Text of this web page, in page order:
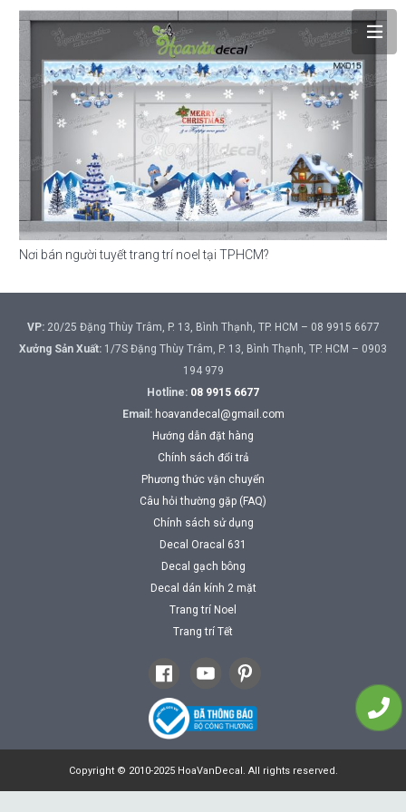
Nơi bán người tuyết trang trí noel tại TPHCM?
VP:20/25 Đặng Thùy Trâm, P. 13, Bình Thạnh, TP. HCM – 08 9915 6677
Xưởng Sản Xuất: 1/7S Đặng Thùy Trâm, P. 13, Bình Thạnh, TP. HCM – 0903
194 979
Hotline: 08 9915 6677
Email: hoavandecal@gmail.com
Hướng dẫn đặt hàng
Chính sách đổi trả
Phương thức vận chuyển
Câu hỏi thường gặp (FAQ)
Chính sách sử dụng
Decal Oracal 631
Decal gạch bông
Decal dán kính 2 mặt
Trang trí Noel
Trang trí Tết
Copyright © 2010-2025 HoaVanDecal. All rights reserved.